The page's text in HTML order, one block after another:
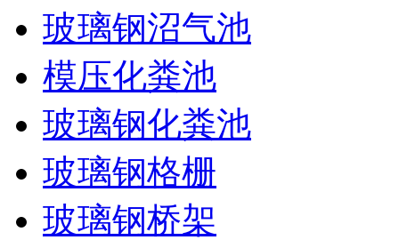
玻璃钢沼气池
模压化粪池
玻璃钢化粪池
玻璃钢格栅
玻璃钢桥架